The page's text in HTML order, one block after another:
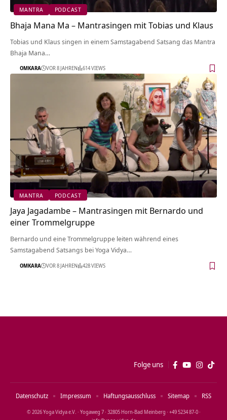
MANTRA PODCAST
Bhaja Mana Ma – Mantrasingen mit Tobias und Klaus
Tobias und Klaus singen in einem Samstagabend Satsang das Mantra
Bhaja Mana…
OMKARA VOR 8 JAHREN 614 VIEWS
MANTRA PODCAST
Jaya Jagadambe – Mantrasingen mit Bernardo und
einer Trommelgruppe
Bernardo und eine Trommelgruppe leiten während eines
Samstagabend Satsangs bei Yoga Vidya…
OMKARA VOR 8 JAHREN 428 VIEWS
Folge uns
© 2026 Yoga Vidya e.V. · Yogaweg 7 · 32805 Horn‑Bad Meinberg · +49 5234 87‑0 ·
Datenschutz Impressum Haftungsausschluss Sitemap RSS